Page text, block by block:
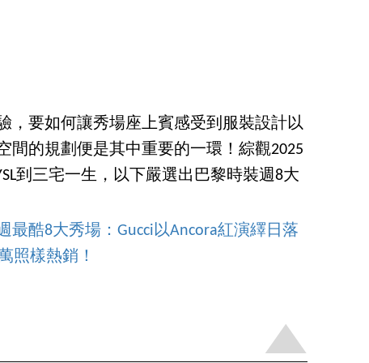
，要如何讓秀場座上賓感受到服裝設計以
間的規劃便是其中重要的一環！綜觀2025
到三宅一生，以下嚴選出巴黎時裝週8大
最酷8大秀場：Gucci以Ancora紅演繹日落
照樣熱銷！